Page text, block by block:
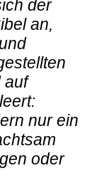
der
an,
auf
nur ein
oder